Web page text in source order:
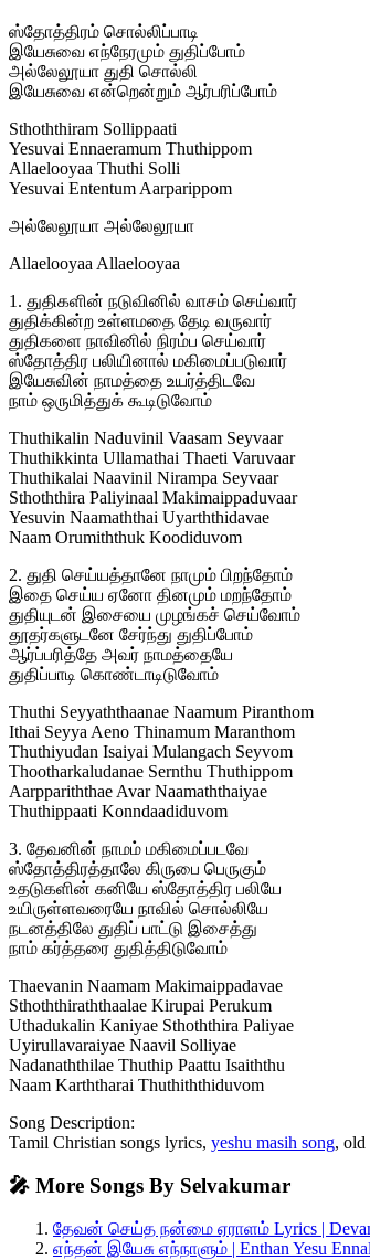
ஸ்தோத்திரம் சொல்லிப்பாடி
இயேசுவை எந்நேரமும் துதிப்போம்
அல்லேலூயா துதி சொல்லி
இயேசுவை என்றென்றும் ஆர்பரிப்போம்
Sthoththiram Sollippaati
Yesuvai Ennaeramum Thuthippom
Allaelooyaa Thuthi Solli
Yesuvai Ententum Aarparippom
அல்லேலூயா அல்லேலூயா
Allaelooyaa Allaelooyaa
1. துதிகளின் நடுவினில் வாசம் செய்வார்
துதிக்கின்ற உள்ளமதை தேடி வருவார்
துதிகளை நாவினில் நிரம்ப செய்வார்
ஸ்தோத்திர பலியினால் மகிமைப்படுவார்
இயேசுவின் நாமத்தை உயர்த்திடவே
நாம் ஒருமித்துக் கூடிடுவோம்
Thuthikalin Naduvinil Vaasam Seyvaar
Thuthikkinta Ullamathai Thaeti Varuvaar
Thuthikalai Naavinil Nirampa Seyvaar
Sthoththira Paliyinaal Makimaippaduvaar
Yesuvin Naamaththai Uyarththidavae
Naam Orumiththuk Koodiduvom
2. துதி செய்யத்தானே நாமும் பிறந்தோம்
இதை செய்ய ஏனோ தினமும் மறந்தோம்
துதியுடன் இசையை முழங்கச் செய்வோம்
தூதர்களுடனே சேர்ந்து துதிப்போம்
ஆர்ப்பரித்தே அவர் நாமத்தையே
துதிப்பாடி கொண்டாடிடுவோம்
Thuthi Seyyaththaanae Naamum Piranthom
Ithai Seyya Aeno Thinamum Maranthom
Thuthiyudan Isaiyai Mulangach Seyvom
Thootharkaludanae Sernthu Thuthippom
Aarppariththae Avar Naamaththaiyae
Thuthippaati Konndaadiduvom
3. தேவனின் நாமம் மகிமைப்படவே
ஸ்தோத்திரத்தாலே கிருபை பெருகும்
உதடுகளின் கனியே ஸ்தோத்திர பலியே
உயிருள்ளவரையே நாவில் சொல்லியே
நடனத்திலே துதிப் பாட்டு இசைத்து
நாம் கர்த்தரை துதித்திடுவோம்
Thaevanin Naamam Makimaippadavae
Sthoththiraththaalae Kirupai Perukum
Uthadukalin Kaniyae Sthoththira Paliyae
Uyirullavaraiyae Naavil Solliyae
Nadanaththilae Thuthip Paattu Isaiththu
Naam Karththarai Thuthiththiduvom
Song Description:
Tamil Christian songs lyrics, yeshu masih song, old
🎤 More Songs By Selvakumar
தேவன் செய்த நன்மை ஏராளம் Lyrics | Devan
எந்தன் இயேசு எந்நாளும் | Enthan Yesu